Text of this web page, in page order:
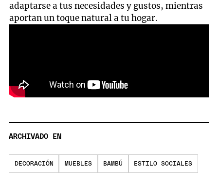
adaptarse a tus necesidades y gustos, mientras
aportan un toque natural a tu hogar.
ARCHIVADO EN
DECORACIÓN MUEBLES BAMBÚ ESTILO SOCIALES